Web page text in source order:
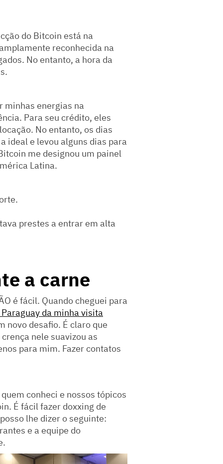
do Bitcoin está na
reconhecida na
No entanto, a hora da
minhas energias na
Para seu crédito, eles
No entanto, os dias
ideal e levou alguns dias para
me designou um painel
Latina.
prestes a entrar em alta
a carne
é fácil. Quando cheguei para
da minha visita
novo desafio. É claro que
nele suavizou as
para mim. Fazer contatos
conheci e nossos tópicos
É fácil fazer doxxing de
lhe dizer o seguinte:
e a equipe do